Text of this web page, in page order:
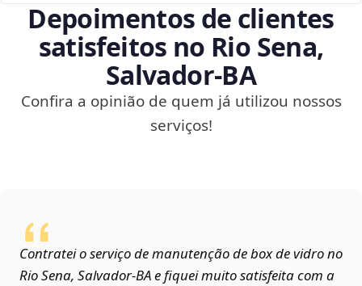
Depoimentos de clientes
satisfeitos no Rio Sena,
Salvador‑BA
Confira a opinião de quem já utilizou nossos
serviços!
Contratei o serviço de manutenção de box de vidro no
Rio Sena, Salvador‑BA e fiquei muito satisfeita com a